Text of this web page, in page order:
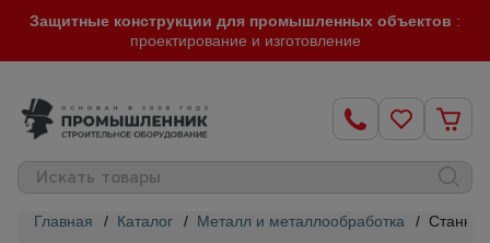
Защитные конструкции для промышленных объектов :
проектирование и изготовление
Главная / Каталог / Металл и металлообработка / Станки